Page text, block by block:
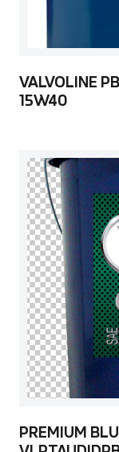
VALVOLINE
15W40
PREMIUM